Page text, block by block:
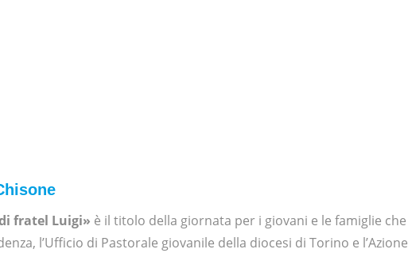
fratel Luigi» è il titolo della giornata per i giovani e le famiglie che
l’Ufficio di Pastorale giovanile della diocesi di Torino e l’Azione